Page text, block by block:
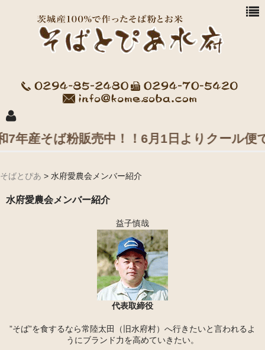
産そば粉販売中！！6月1日よりクール便で
お買い物方法
そばとぴあ > 水府愛農会メンバー紹介
水府愛農会メンバー紹介
益子慎哉
代表取締役
”そば”を食するなら常陸太田（旧水府村）へ行きたいと言われるよ
うにブランド力を高めていきたい。